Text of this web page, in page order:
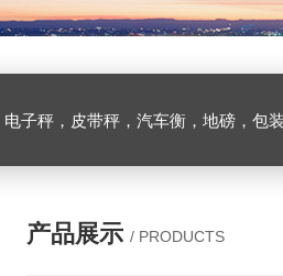
子秤，皮带秤，汽车衡，地磅，包
产品展示 / PRODUCTS